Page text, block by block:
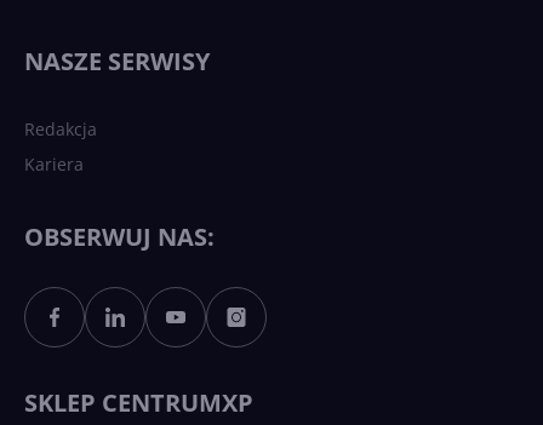
Sztuczna inteligencja po
polsku. Dość barier
NASZE SERWISY
Redakcja
Kariera
OBSERWUJ NAS:
SKLEP CENTRUMXP